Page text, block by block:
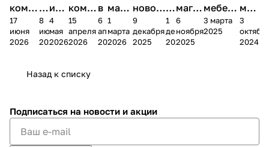
комп
ании
Мело
17
июня
2026
и
д
к
2
8
июня
2026
ия в
Чеб
окс
4
мая
2026
комп
ании
Мело
15
апреля
2026
в
М
А
6
апреля
2026
мага
зина
в
1
марта
2026
новог
о
магаз
9
декабря
2025
к
а
н
1
декабря
2025
магаз
ина в
г.
6
ноября
2025
мебель
ного
салона
3 марта
2025
меб
ели
пер
3
2024
Назад к списку
Подписаться на новости и акции